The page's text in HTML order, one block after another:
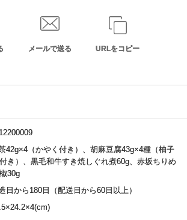
メールで送る URLをコピー
42g×4（かやく付き）、胡麻豆腐43g×4種（柚子
き）、黒毛和牛すき焼しぐれ煮60g、赤坂ちりめ
30g
日から180日（配送日から60日以上）